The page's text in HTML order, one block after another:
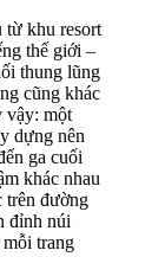
từ khu resort
thế giới –
thung lũng
cũng khác
vậy: một
dựng nên
ga cuối
khác nhau
trên đường
đỉnh núi
trang